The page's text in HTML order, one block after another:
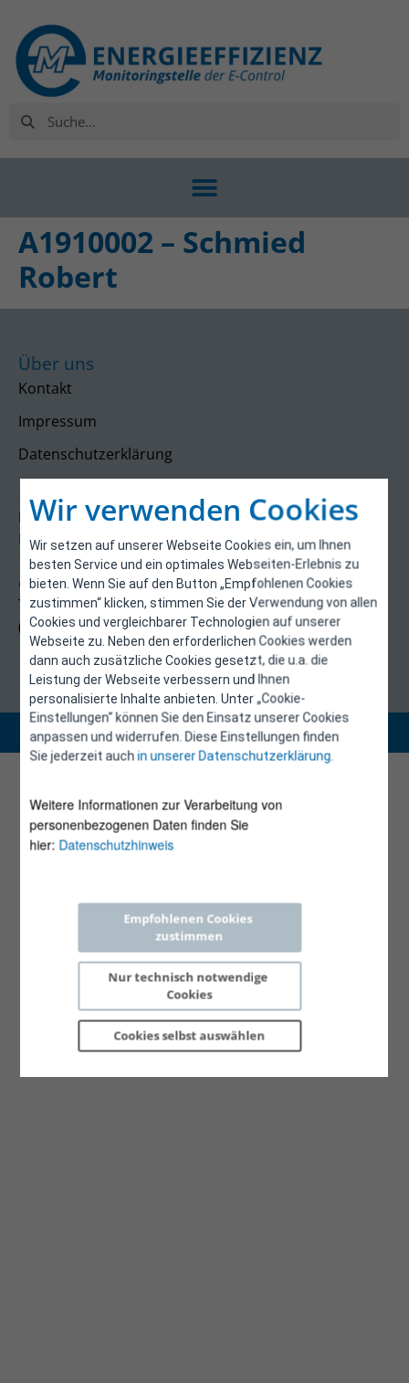
Wir verwenden Cookies
Wir setzen auf unserer Webseite Cookies ein, um Ihnen
besten Service und ein optimales Webseiten-Erlebnis zu
bieten. Wenn Sie auf den Button „Empfohlenen Cookies
zustimmen“ klicken, stimmen Sie der Verwendung von allen
Cookies und vergleichbarer Technologien auf unserer
Webseite zu. Neben den erforderlichen Cookies werden
dann auch zusätzliche Cookies gesetzt, die u.a. die
Leistung der Webseite verbessern und Ihnen
personalisierte Inhalte anbieten. Unter „Cookie-
Einstellungen“ können Sie den Einsatz unserer Cookies
anpassen und widerrufen. Diese Einstellungen finden
Sie jederzeit auchin unserer Datenschutzerklärung.
Weitere Informationen zur Verarbeitung von
personenbezogenen Daten finden Sie
hier: Datenschutzhinweis
Empfohlenen Cookies
zustimmen
Nur technisch notwendige
Cookies
Cookies selbst auswählen
A1910002 – Schmied
Robert
Über uns
Kontakt
Impressum
Datenschutzerklärung
Kontakt
E-Control
Rudolfsplatz 13a
1010 Wien
energieeffizienz@e-control.at
Tel +43 1 5324724
(Mo, Mi-Fr 09:30-12:30 Uhr)
Copyright 2026 © E-Control